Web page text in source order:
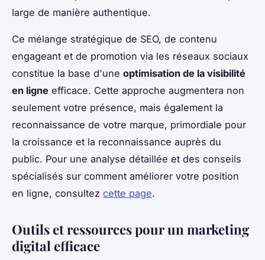
large de manière authentique.
Ce mélange stratégique de SEO, de contenu
engageant et de promotion via les réseaux sociaux
constitue la base d'une optimisation de la visibilité
en ligne efficace. Cette approche augmentera non
seulement votre présence, mais également la
reconnaissance de votre marque, primordiale pour
la croissance et la reconnaissance auprès du
public. Pour une analyse détaillée et des conseils
spécialisés sur comment améliorer votre position
en ligne, consultez cette page.
Outils et ressources pour un marketing
digital efficace